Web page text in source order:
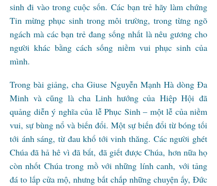
sinh đi vào trong cuộc sốn. Các bạn trẻ hãy làm chứng
Tin mừng phục sinh trong môi trường, trong từng ngõ
ngách mà các bạn trẻ đang sống nhất là nêu gương cho
người khác bằng cách sống niềm vui phục sinh của
mình.
Trong bài giảng, cha Giuse Nguyễn Mạnh Hà dòng Đa
Minh và cũng là cha Linh hướng của Hiệp Hội đã
quảng diễn ý nghĩa của lễ Phục Sinh – một lễ của niềm
vui, sự bùng nổ và biến đổi. Một sự biến đổi từ bóng tối
tới ánh sáng, từ đau khổ tới vinh thăng. Các người ghét
Chúa đã hả hê vì đã bắt, đã giết được Chúa, hơn nữa họ
còn nhốt Chúa trong mồ với những lính canh, với tảng
đá to lấp cửa mộ, nhưng bất chấp những chuyện ấy, Đức